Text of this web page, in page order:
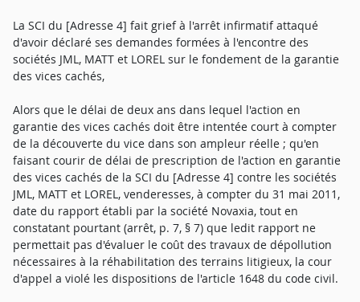
La SCI du [Adresse 4] fait grief à l'arrêt infirmatif attaqué
d'avoir déclaré ses demandes formées à l'encontre des
sociétés JML, MATT et LOREL sur le fondement de la garantie
des vices cachés,
Alors que le délai de deux ans dans lequel l'action en
garantie des vices cachés doit être intentée court à compter
de la découverte du vice dans son ampleur réelle ; qu'en
faisant courir de délai de prescription de l'action en garantie
des vices cachés de la SCI du [Adresse 4] contre les sociétés
JML, MATT et LOREL, venderesses, à compter du 31 mai 2011,
date du rapport établi par la société Novaxia, tout en
constatant pourtant (arrêt, p. 7, § 7) que ledit rapport ne
permettait pas d'évaluer le coût des travaux de dépollution
nécessaires à la réhabilitation des terrains litigieux, la cour
d'appel a violé les dispositions de l'article 1648 du code civil.